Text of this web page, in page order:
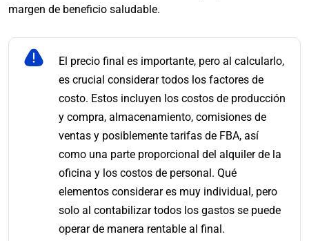
margen de beneficio saludable.
El precio final es importante, pero al calcularlo,
es crucial considerar todos los factores de
costo. Estos incluyen los costos de producción
y compra, almacenamiento, comisiones de
ventas y posiblemente tarifas de FBA, así
como una parte proporcional del alquiler de la
oficina y los costos de personal. Qué
elementos considerar es muy individual, pero
solo al contabilizar todos los gastos se puede
operar de manera rentable al final.